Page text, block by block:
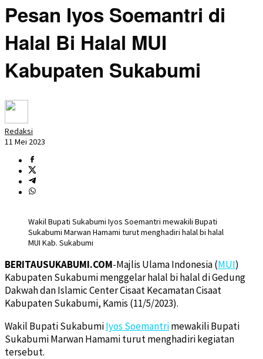
Pesan Iyos Soemantri di
Halal Bi Halal MUI
Kabupaten Sukabumi
Redaksi
11 Mei 2023
Wakil Bupati Sukabumi Iyos Soemantri mewakili Bupati
Sukabumi Marwan Hamami turut menghadiri halal bi halal
MUI Kab. Sukabumi
BERITAUSUKABUMI.COM-Majlis Ulama Indonesia (MUI)
Kabupaten Sukabumi menggelar halal bi halal di Gedung
Dakwah dan Islamic Center Cisaat Kecamatan Cisaat
Kabupaten Sukabumi, Kamis (11/5/2023).
Wakil Bupati SukabumiIyos Soemantrimewakili Bupati
Sukabumi Marwan Hamami turut menghadiri kegiatan
tersebut.